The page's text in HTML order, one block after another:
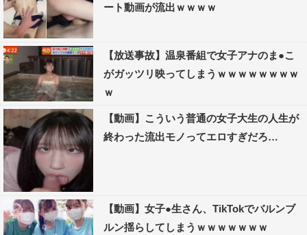
ート動画が流出ｗｗｗｗ
【放送事故】温泉番組で女子アナのま●こ
がガッツリ映ってしまうｗｗｗｗｗｗｗｗ
ｗ
【動画】こういう普通の女子大生の人生が
終わった流出モノってエロすぎだろ…
【動画】女子●生さん、TikTokでバルンブ
ルン揺らしてしまうｗｗｗｗｗｗｗ